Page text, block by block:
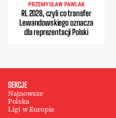
PRZEMYSŁAW PAWLAK
RL 2028, czyli co transfer
Lewandowskiego oznacza
dla reprezentacji Polski
SEKCJE
Najnowsze
Polska
Ligi w Europie